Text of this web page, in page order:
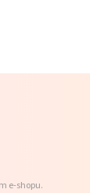
e-shopu.